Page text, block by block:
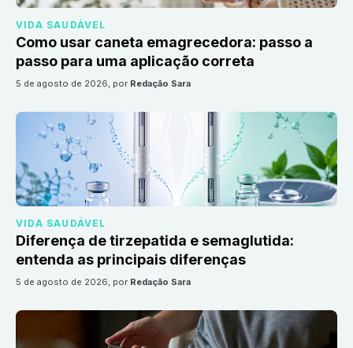
VIDA SAUDÁVEL
Como usar caneta emagrecedora: passo a
passo para uma aplicação correta
5 de agosto de 2026, por Redação Sara
VIDA SAUDÁVEL
Diferença de tirzepatida e semaglutida:
entenda as principais diferenças
5 de agosto de 2026, por Redação Sara